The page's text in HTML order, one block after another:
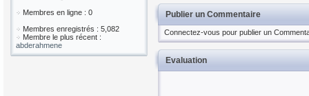
Membres en ligne : 0
Membres enregistrés : 5,082
Membre le plus récent :
abderahmene
Publier un Commentaire
Connectez-vous pour publier un
Evaluation